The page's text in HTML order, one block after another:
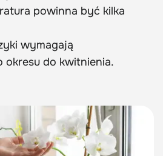
powinna być kilka
wymagają
okresu do kwitnienia.